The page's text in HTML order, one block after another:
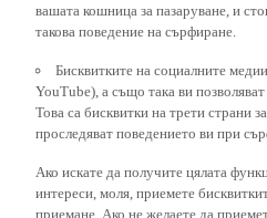
такова поведение на сърфиране.
YouTube), а също така ви
Това са бисквитки на трети страни
проследяват поведението ви при
интереси, моля, приемете
приемане. Ако не желаете да